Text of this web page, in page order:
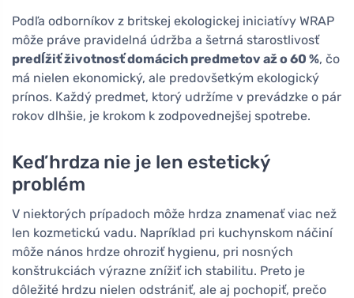
Podľa odborníkov z britskej ekologickej iniciatívy WRAP
môže práve pravidelná údržba a šetrná starostlivosť
predĺžiť životnosť domácich predmetov až o 60 %, čo
má nielen ekonomický, ale predovšetkým ekologický
prínos. Každý predmet, ktorý udržíme v prevádzke o pár
rokov dlhšie, je krokom k zodpovednejšej spotrebe.
Keď hrdza nie je len estetický
problém
V niektorých prípadoch môže hrdza znamenať viac než
len kozmetickú vadu. Napríklad pri kuchynskom náčiní
môže nános hrdze ohroziť hygienu, pri nosných
konštrukciách výrazne znížiť ich stabilitu. Preto je
dôležité hrdzu nielen odstrániť, ale aj pochopiť, prečo